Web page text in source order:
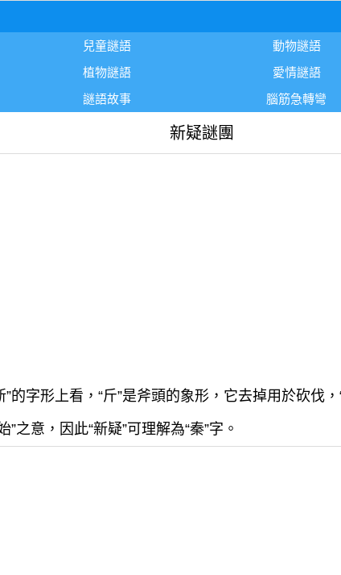
兒童謎語 動物謎語
植物謎語 愛情謎語
謎語故事 腦筋急轉彎
新疑謎團
”的字形上看，“斤”是斧頭的象形，它去掉用於砍伐
之意，因此“新疑”可理解為“秦”字。